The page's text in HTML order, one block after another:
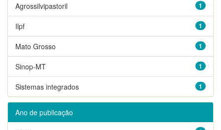
1
Agrossilvipastoril
1
Ilpf
1
Mato Grosso
1
Sinop-MT
1
Sistemas integrados
Ano de publicação